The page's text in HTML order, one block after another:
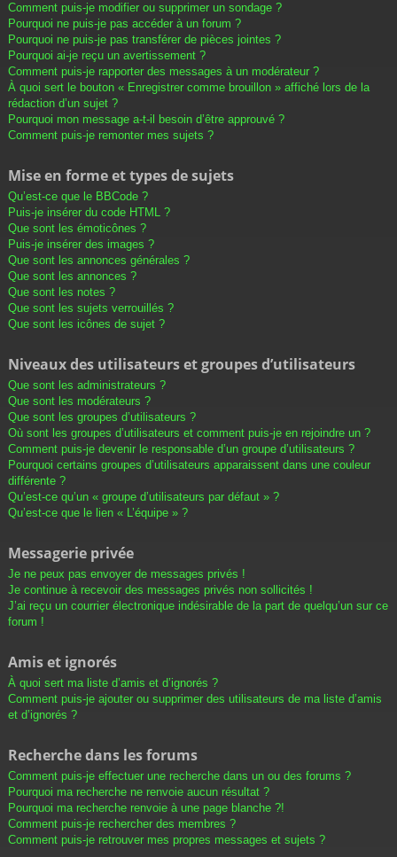
Comment puis-je modifier ou supprimer un sondage ?
Pourquoi ne puis-je pas accéder à un forum ?
Pourquoi ne puis-je pas transférer de pièces jointes ?
Pourquoi ai-je reçu un avertissement ?
Comment puis-je rapporter des messages à un modérateur ?
À quoi sert le bouton « Enregistrer comme brouillon » affiché lors de la
rédaction d’un sujet ?
Pourquoi mon message a-t-il besoin d’être approuvé ?
Comment puis-je remonter mes sujets ?
Mise en forme et types de sujets
Qu’est-ce que le BBCode ?
Puis-je insérer du code HTML ?
Que sont les émoticônes ?
Puis-je insérer des images ?
Que sont les annonces générales ?
Que sont les annonces ?
Que sont les notes ?
Que sont les sujets verrouillés ?
Que sont les icônes de sujet ?
Niveaux des utilisateurs et groupes d’utilisateurs
Que sont les administrateurs ?
Que sont les modérateurs ?
Que sont les groupes d’utilisateurs ?
Où sont les groupes d’utilisateurs et comment puis-je en rejoindre un ?
Comment puis-je devenir le responsable d’un groupe d’utilisateurs ?
Pourquoi certains groupes d’utilisateurs apparaissent dans une couleur
différente ?
Qu’est-ce qu’un « groupe d’utilisateurs par défaut » ?
Qu’est-ce que le lien « L’équipe » ?
Messagerie privée
Je ne peux pas envoyer de messages privés !
Je continue à recevoir des messages privés non sollicités !
J’ai reçu un courrier électronique indésirable de la part de quelqu’un sur ce
forum !
Amis et ignorés
À quoi sert ma liste d’amis et d’ignorés ?
Comment puis-je ajouter ou supprimer des utilisateurs de ma liste d’amis
et d’ignorés ?
Recherche dans les forums
Comment puis-je effectuer une recherche dans un ou des forums ?
Pourquoi ma recherche ne renvoie aucun résultat ?
Pourquoi ma recherche renvoie à une page blanche ?!
Comment puis-je rechercher des membres ?
Comment puis-je retrouver mes propres messages et sujets ?